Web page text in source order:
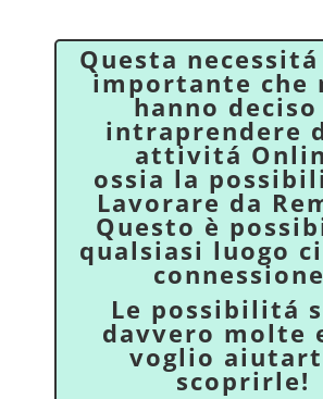
Questa
importante che
hanno deciso
intraprendere
attivitá
ossia la
Lavorare da
Questo è
qualsiasi luogo
Le possibilitá
davvero molte
voglio
scoprirle!